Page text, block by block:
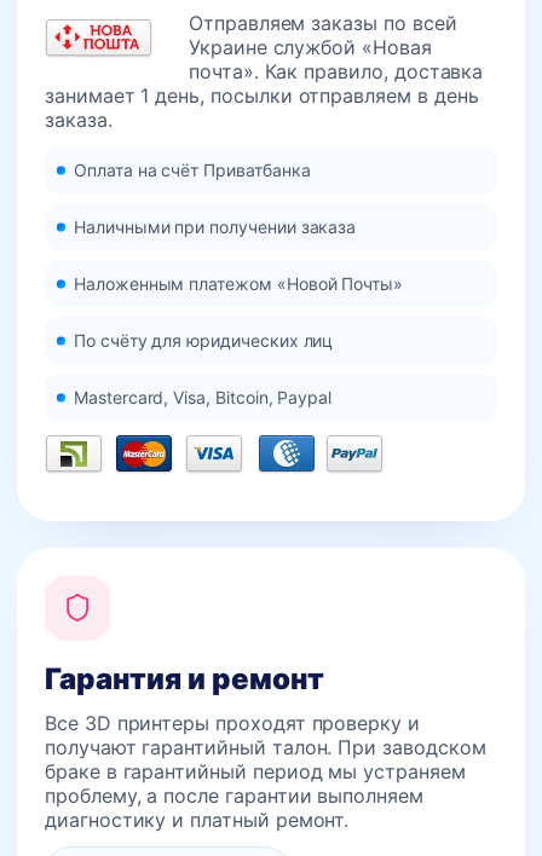
Отправляем заказы по всей
Украине службой «Новая
почта». Как правило, доставка
занимает 1 день, посылки отправляем в день
заказа.
Оплата на счёт Приватбанка
Наличными при получении заказа
Наложенным платежом «Новой Почты»
По счёту для юридических лиц
Mastercard, Visa, Bitcoin, Paypal
Гарантия и ремонт
Все 3D принтеры проходят проверку и
получают гарантийный талон. При заводском
браке в гарантийный период мы устраняем
проблему, а после гарантии выполняем
диагностику и платный ремонт.